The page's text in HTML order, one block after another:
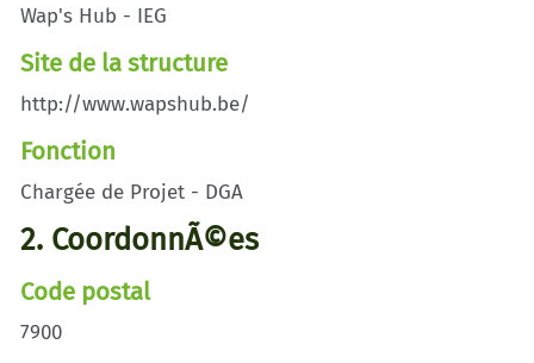
Wap's Hub - IEG
Site de la structure
http://www.wapshub.be/
Fonction
Chargée de Projet - DGA
2. CoordonnÃ©es
Code postal
7900